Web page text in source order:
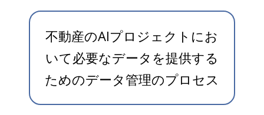
不動産のAIプロジェクトにお
いて必要なデータを提供する
ためのデータ管理のプロセス